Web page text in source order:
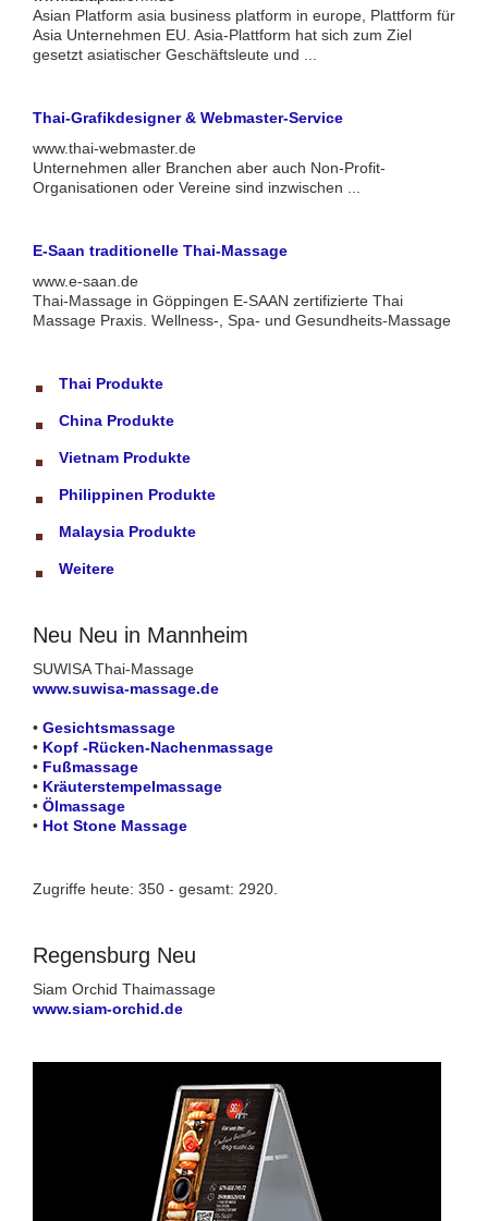
Asian Platform asia business platform in europe, Plattform für
Asia Unternehmen EU. Asia-Plattform hat sich zum Ziel
gesetzt asiatischer Geschäftsleute und ...
Thai-Grafikdesigner & Webmaster-Service
www.thai-webmaster.de
Unternehmen aller Branchen aber auch Non-Profit-
Organisationen oder Vereine sind inzwischen ...
E-Saan traditionelle Thai-Massage
www.e-saan.de
Thai-Massage in Göppingen E-SAAN zertifizierte Thai
Massage Praxis. Wellness-, Spa- und Gesundheits-Massage
Thai Produkte
China Produkte
Vietnam Produkte
Philippinen Produkte
Malaysia Produkte
Weitere
Neu Neu in Mannheim
SUWISA Thai-Massage
www.suwisa-massage.de
• Gesichtsmassage
• Kopf -Rücken-Nachenmassage
• Fußmassage
• Kräuterstempelmassage
• Ölmassage
• Hot Stone Massage
Zugriffe heute: 350 - gesamt: 2920.
Regensburg Neu
Siam Orchid Thaimassage
www.siam-orchid.de